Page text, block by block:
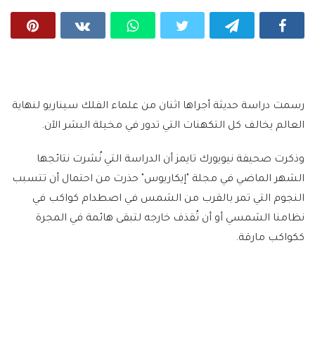
رسمت دراسة حديثة أجراها اثنان من علماء الفلك سيناريو لنهاية
العالم يخالف كل التكهنات التي تدور في مخيلة البشر الآن.
وذكرت صحيفة نيويورك تايمز أن الدراسة التي نُشرت نتائجها
الشهر الماضي في مجلة "إيكاريوس" حذرت من احتمال أن تتسبب
النجوم التي تمر بالقرب من الشمس في اصطدام كواكب في
نظامنا الشمسي أو أن تُقذف خارجه لتبقى هائمة في المجرة
ككواكب مارقة.